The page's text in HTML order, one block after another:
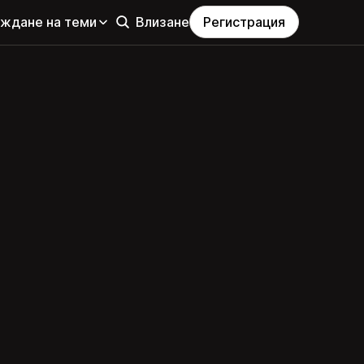
на теми Влизане Регистрация